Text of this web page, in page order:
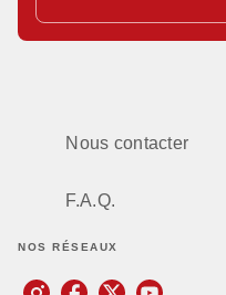
Nous contacter
F.A.Q.
NOS RÉSEAUX